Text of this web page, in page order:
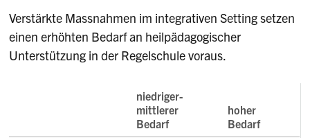
Verstärkte Massnahmen im integrativen Setting setzen
einen erhöhten Bedarf an heilpädagogischer
Unterstützung in der Regelschule voraus.
niedriger-
mittlerer
Bedarf
hoher
Bedarf